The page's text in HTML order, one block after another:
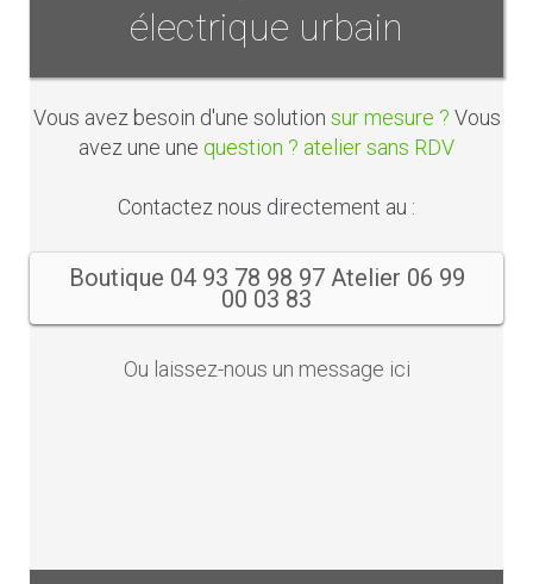
électrique urbain
Vous avez besoin d'une solution sur mesure ? Vous
avez une une question ? atelier sans RDV
Contactez nous directement au :
Boutique 04 93 78 98 97 Atelier 06 99
00 03 83
Ou laissez-nous un message ici